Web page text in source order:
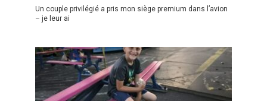
Un couple privilégié a pris mon siège premium dans l’avion
– je leur ai